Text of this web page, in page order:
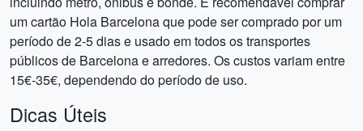
um cartão Hola Barcelona que pode ser comprado por um
período de 2-5 dias e usado em todos os transportes
públicos de Barcelona e arredores. Os custos variam entre
15€-35€, dependendo do período de uso.
Dicas Úteis